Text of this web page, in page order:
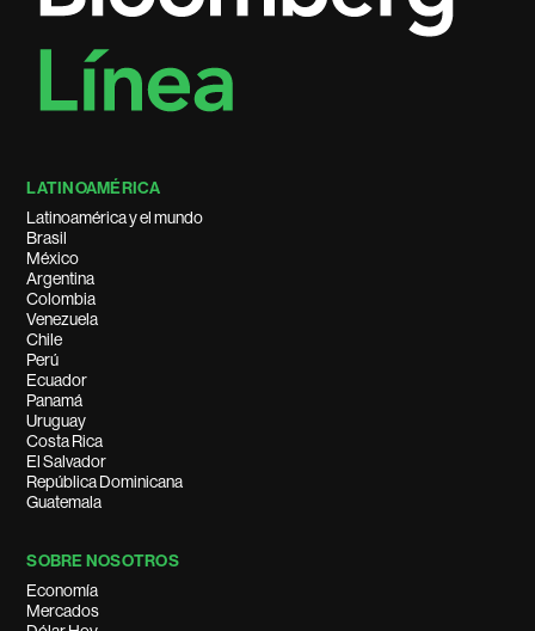
LATINOAMÉRICA
Latinoamérica y el mundo
Brasil
México
Argentina
Colombia
Venezuela
Chile
Perú
Ecuador
Panamá
Uruguay
Costa Rica
El Salvador
República Dominicana
Guatemala
SOBRE NOSOTROS
Economía
Mercados